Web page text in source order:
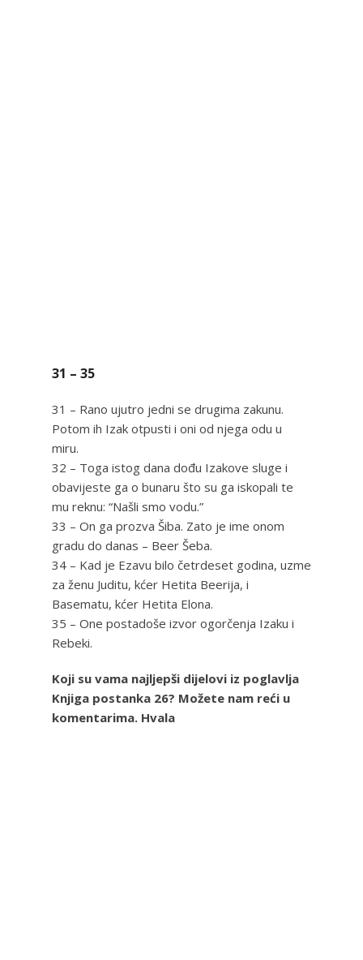
31 – 35
31 – Rano ujutro jedni se drugima zakunu.
Potom ih Izak otpusti i oni od njega odu u
miru.
32 – Toga istog dana dođu Izakove sluge i
obavijeste ga o bunaru što su ga iskopali te
mu reknu: “Našli smo vodu.”
33 – On ga prozva Šiba. Zato je ime onom
gradu do danas – Beer Šeba.
34 – Kad je Ezavu bilo četrdeset godina, uzme
za ženu Juditu, kćer Hetita Beerija, i
Basematu, kćer Hetita Elona.
35 – One postadoše izvor ogorčenja Izaku i
Rebeki.
Koji su vama najljepši dijelovi iz poglavlja
Knjiga postanka 26? Možete nam reći u
komentarima. Hvala